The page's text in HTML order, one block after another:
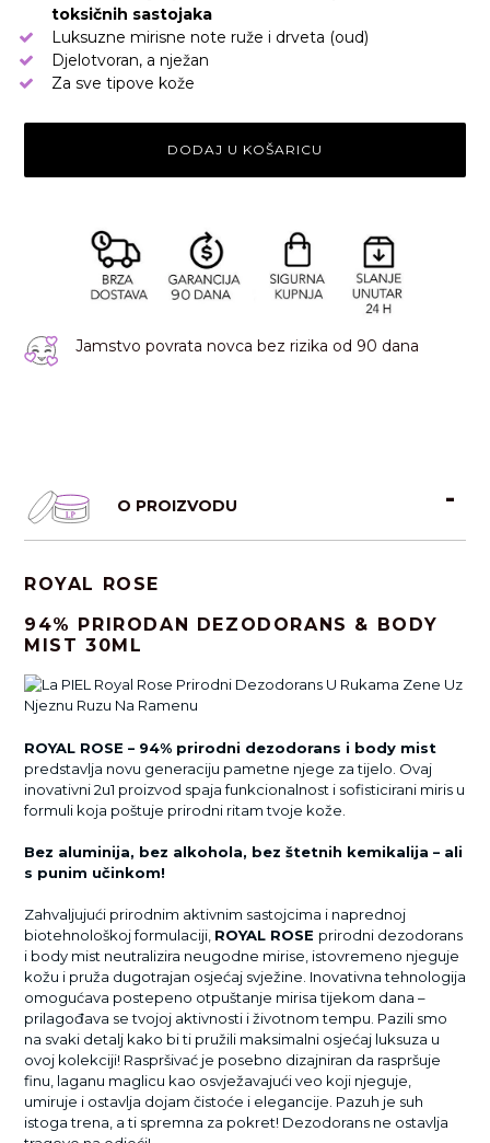
toksičnih sastojaka
Luksuzne mirisne note ruže i drveta (oud)
Djelotvoran, a nježan
Za sve tipove kože
DODAJ U KOŠARICU
Jamstvo povrata novca bez rizika od 90 dana
O PROIZVODU
ROYAL ROSE
94% PRIRODAN DEZODORANS & BODY
MIST 30ML
ROYAL ROSE – 94% prirodni dezodorans i body mist
predstavlja novu generaciju pametne njege za tijelo. Ovaj
inovativni 2u1 proizvod spaja funkcionalnost i sofisticirani miris u
formuli koja poštuje prirodni ritam tvoje kože.
Bez aluminija, bez alkohola, bez štetnih kemikalija – ali
s punim učinkom!
Zahvaljujući prirodnim aktivnim sastojcima i naprednoj
biotehnološkoj formulaciji, ROYAL ROSE prirodni dezodorans
i body mist neutralizira neugodne mirise, istovremeno njeguje
kožu i pruža dugotrajan osjećaj svježine. Inovativna tehnologija
omogućava postepeno otpuštanje mirisa tijekom dana –
prilagođava se tvojoj aktivnosti i životnom tempu. Pazili smo
na svaki detalj kako bi ti pružili maksimalni osjećaj luksuza u
ovoj kolekciji! Raspršivać je posebno dizajniran da raspršuje
finu, laganu maglicu kao osvježavajući veo koji njeguje,
umiruje i ostavlja dojam čistoće i elegancije. Pazuh je suh
istoga trena, a ti spremna za pokret! Dezodorans ne ostavlja